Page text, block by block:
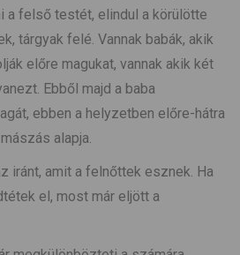
a felső testét, elindul a körülötte
tárgyak felé. Vannak babák, akik
előre magukat, vannak akik két
Ebből majd a baba
ebben a helyzetben előre-hátra
alapja.
iránt, amit a felnőttek esznek. Ha
el, most már eljött a